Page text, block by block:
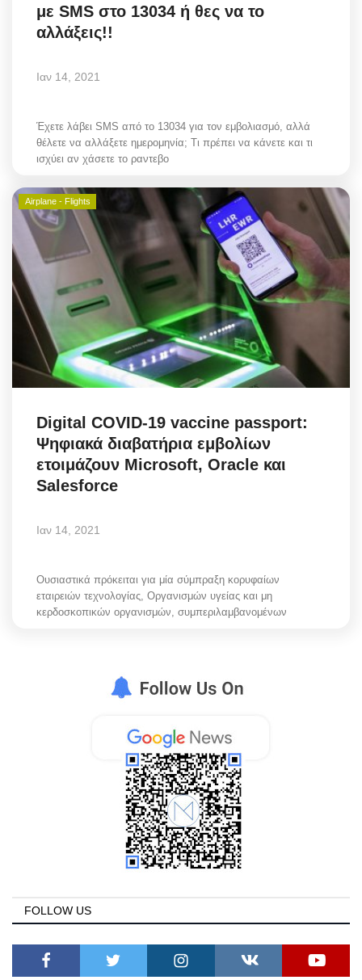
με SMS στο 13034 ή θες να το
αλλάξεις!!
Ιαν 14, 2021
Έχετε λάβει SMS από το 13034 για τον εμβολιασμό, αλλά
θέλετε να αλλάξετε ημερομηνία; Τι πρέπει να κάνετε και τι
ισχύει αν χάσετε το ραντεβο
Airplane - Flights
Digital COVID-19 vaccine passport:
Ψηφιακά διαβατήρια εμβολίων
ετοιμάζουν Microsoft, Oracle και
Salesforce
Ιαν 14, 2021
Ουσιαστικά πρόκειται για μία σύμπραξη κορυφαίων
εταιρειών τεχνολογίας, Οργανισμών υγείας και μη
κερδοσκοπικών οργανισμών, συμπεριλαμβανομένων
FOLLOW US